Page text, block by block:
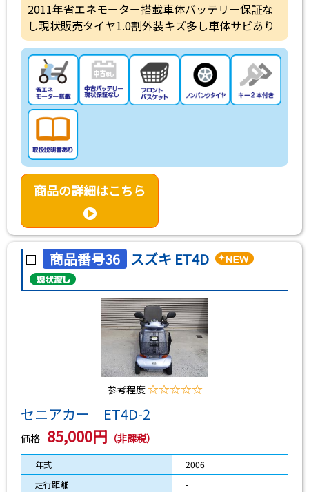
2011年省エネモーター搭載車体バッテリー保証な
し現状販売タイヤ1.0割外装キズ多し車体サビあり
商品の詳細はこちら
商品番号36 スズキ ET4D
参考程度☆☆☆☆☆
セニアカー ET4D-2
価格 85,000円 （非課税）
年式
2006
走行距離
-